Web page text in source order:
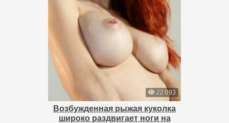
22 093
Возбужденная рыжая куколка
широко раздвигает ноги на